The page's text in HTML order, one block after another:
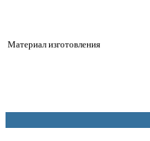
Материал изготовления